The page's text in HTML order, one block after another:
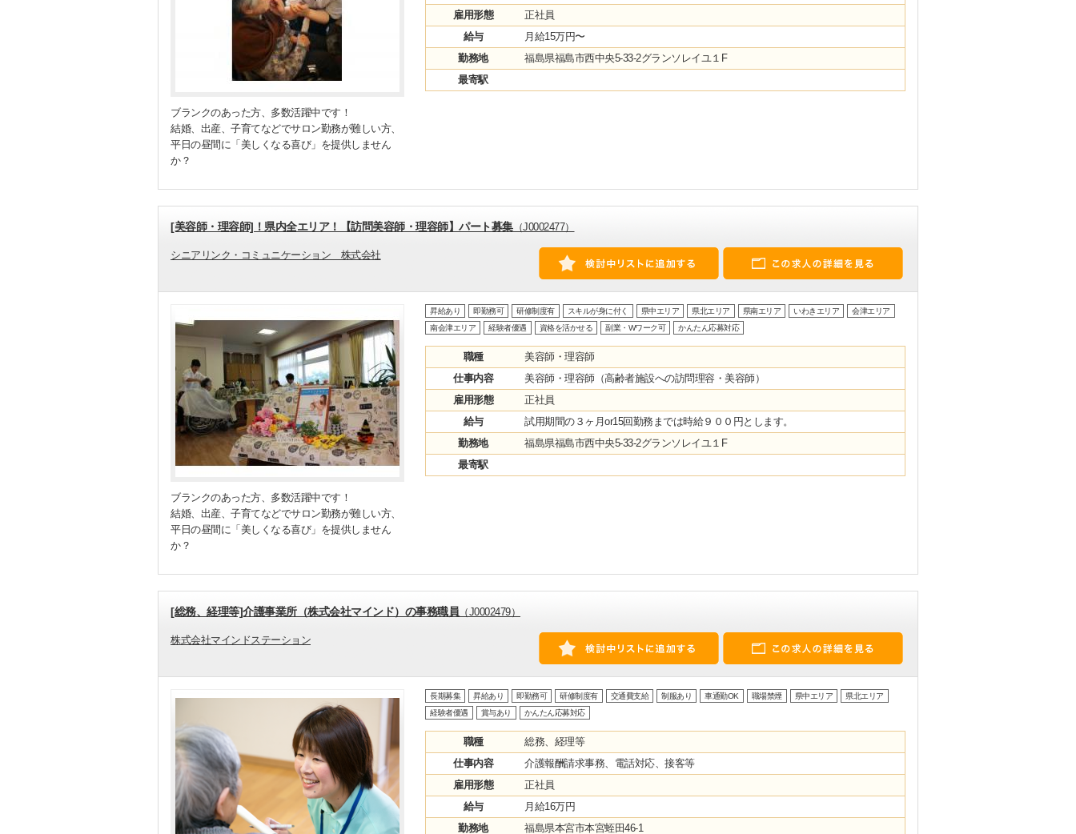
ブランクのあった方、多数活躍中です！
結婚、出産、子育てなどでサロン勤務が難しい方、
平日の昼間に「美しくなる喜び」を提供しません
か？
雇用形態
正社員
給与
月給15万円〜
勤務地
福島県福島市西中央5-33-2グランソレイユ１F
最寄駅
[美容師・理容師]！県内全エリア！【訪問美容師・理容師】パート募集（J0002477）
シニアリンク・コミュニケーション 株式会社
ブランクのあった方、多数活躍中です！
結婚、出産、子育てなどでサロン勤務が難しい方、
平日の昼間に「美しくなる喜び」を提供しません
か？
昇給あり 即勤務可 研修制度有 スキルが身に付く 県中エリア 県北エリア 県南エリア いわきエリア
会津エリア
南会津エリア
経験者優遇 資格を活かせる 副業・Wワーク可 かんたん応募対応
職種
美容師・理容師
仕事内容
美容師・理容師（高齢者施設への訪問理容・美容師）
雇用形態
正社員
給与
試用期間の３ヶ月or15回勤務までは時給９００円とします。
勤務地
福島県福島市西中央5-33-2グランソレイユ１F
最寄駅
[総務、経理等]介護事業所（株式会社マインド）の事務職員 （J0002479）
株式会社マインドステーション
長期募集 昇給あり 即勤務可 研修制度有 交通費支給 制服あり 車通勤OK 職場禁煙 県中エリア
県北エリア
経験者優遇
賞与あり かんたん応募対応
職種
総務、経理等
仕事内容
介護報酬請求事務、電話対応、接客等
雇用形態
正社員
給与
月給16万円
勤務地
福島県本宮市本宮蛭田46-1